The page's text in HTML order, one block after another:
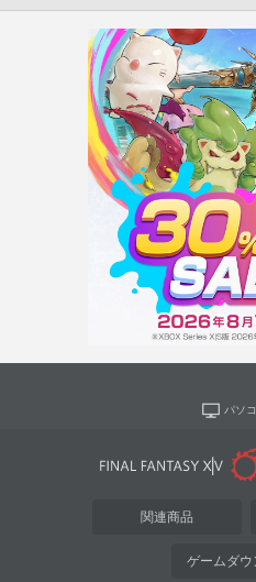
パソ
関連商品
ゲームダウ